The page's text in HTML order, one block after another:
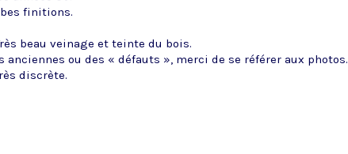
finitions.
beau veinage et teinte du bois.
ou des « défauts », merci de se référer aux photos.
discrète.